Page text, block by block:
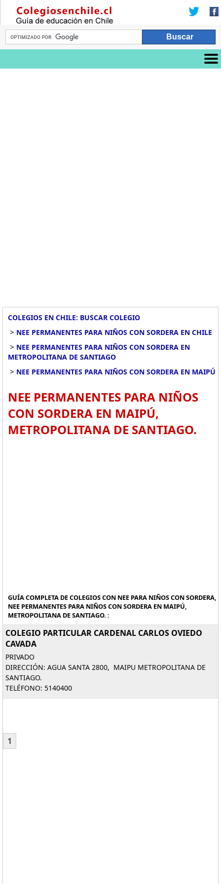
COLEGIOS EN CHILE: BUSCAR COLEGIO
> NEE PERMANENTES PARA NIÑOS CON SORDERA EN CHILE
> NEE PERMANENTES PARA NIÑOS CON SORDERA EN
METROPOLITANA DE SANTIAGO
> NEE PERMANENTES PARA NIÑOS CON SORDERA EN MAIPÚ
NEE PERMANENTES PARA NIÑOS
CON SORDERA EN MAIPÚ,
METROPOLITANA DE SANTIAGO.
GUÍA COMPLETA DE COLEGIOS CON NEE PARA NIÑOS CON SORDERA,
NEE PERMANENTES PARA NIÑOS CON SORDERA EN MAIPÚ,
METROPOLITANA DE SANTIAGO. :
COLEGIO PARTICULAR CARDENAL CARLOS OVIEDO
CAVADA
PRIVADO
DIRECCIÓN: AGUA SANTA 2800, MAIPU METROPOLITANA DE
SANTIAGO.
TELÉFONO: 5140400
1